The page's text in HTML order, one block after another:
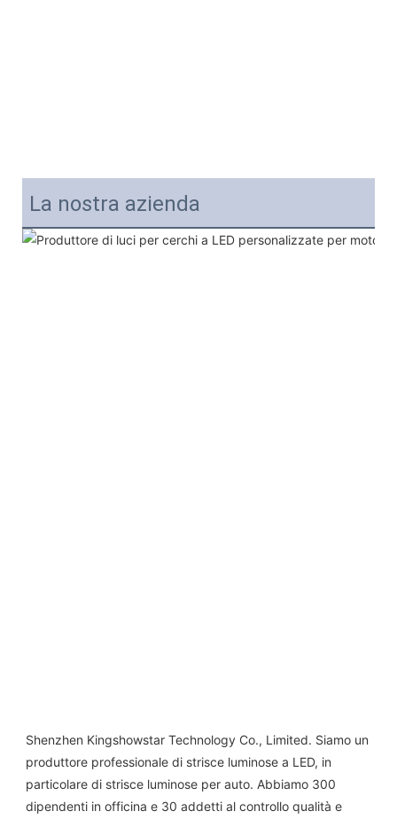
La nostra azienda
Shenzhen Kingshowstar Technology Co., Limited. Siamo un
produttore professionale di strisce luminose a LED, in
particolare di strisce luminose per auto. Abbiamo 300
dipendenti in officina e 30 addetti al controllo qualità e